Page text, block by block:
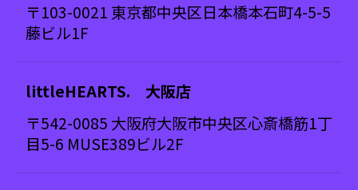
〒103-0021 東京都中央区日本橋本石町4-5-5
藤ビル1F
littleHEARTS. 大阪店
〒542-0085 大阪府大阪市中央区心斎橋筋1丁
目5-6 MUSE389ビル2F